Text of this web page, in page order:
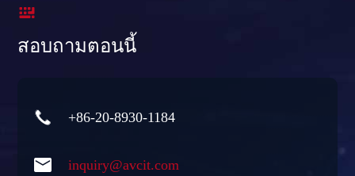

สอบถามตอนนี้
 +86-20-8930-1184
 inquiry@avcit.com